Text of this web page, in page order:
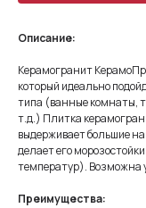
Описание:
Керамогранит
который идеально
типа (ванные комнаты,
т.д.) Плитка
выдерживает большие
делает его
температур). Возможна
Преимущества: